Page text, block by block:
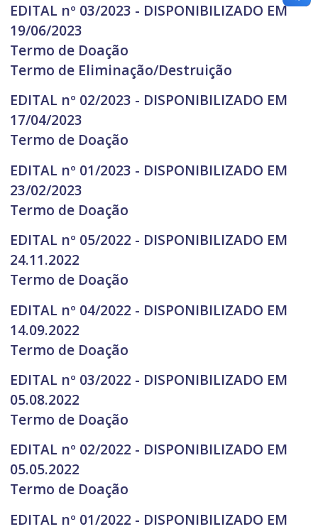
EDITAL nº 03/2023 - DISPONIBILIZADO EM
19/06/2023
Termo de Doação
Termo de Eliminação/Destruição
EDITAL nº 02/2023 - DISPONIBILIZADO EM
17/04/2023
Termo de Doação
EDITAL nº 01/2023 - DISPONIBILIZADO EM
23/02/2023
Termo de Doação
EDITAL nº 05/2022 - DISPONIBILIZADO EM
24.11.2022
Termo de Doação
EDITAL nº 04/2022 - DISPONIBILIZADO EM
14.09.2022
Termo de Doação
EDITAL nº 03/2022 - DISPONIBILIZADO EM
05.08.2022
Termo de Doação
EDITAL nº 02/2022 - DISPONIBILIZADO EM
05.05.2022
Termo de Doação
EDITAL nº 01/2022 - DISPONIBILIZADO EM